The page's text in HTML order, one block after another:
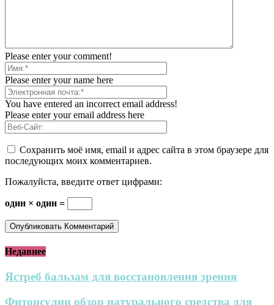
Please enter your comment!
Please enter your name here
You have entered an incorrect email address!
Please enter your email address here
Сохранить моё имя, email и адрес сайта в этом браузере для
последующих моих комментариев.
Пожалуйста, введите ответ цифрами:
один × один =
Недавнее
Ястреб бальзам для восстановления зрения
Фитонсулин обзор натурального средства для